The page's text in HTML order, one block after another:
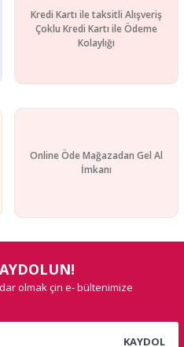
Kredi Kartı ile taksitli Alışveriş
Çoklu Kredi Kartı ile Ödeme
Kolaylığı
Online Öde Mağazadan Gel Al
İmkanı
olmak çin e- bültenimize
KAYDOL